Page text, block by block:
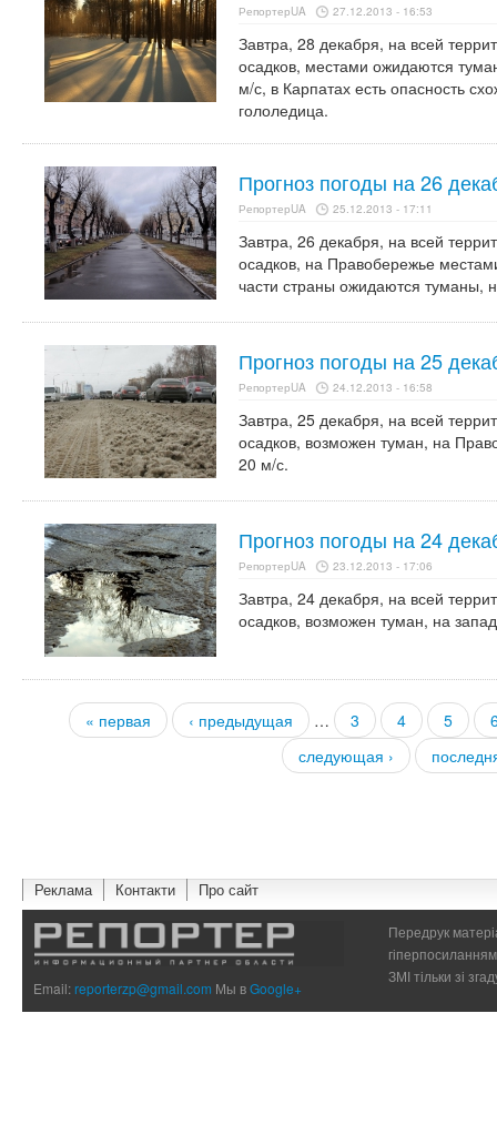
РепортерUA 27.12.2013 - 16:53
Завтра, 28 декабря, на всей
осадков, местами ожидаются
м/с, в Карпатах есть опасность
гололедица.
Прогноз погоды на 26
РепортерUA 25.12.2013 - 17:11
Завтра, 26 декабря, на всей
осадков, на Правобережье
части страны ожидаются туманы,
Прогноз погоды на 25
РепортерUA 24.12.2013 - 16:58
Завтра, 25 декабря, на всей
осадков, возможен туман, на
20 м/с.
Прогноз погоды на 24
РепортерUA 23.12.2013 - 17:06
Завтра, 24 декабря, на всей
осадков, возможен туман, на
Страницы
« первая ‹ предыдущая … 3 4 5
следующая ›
Реклама Контакти Про сайт
Email:reporterzp@gmail.com Мы вGoogle+
Передрук
ЗМІ тільки зі